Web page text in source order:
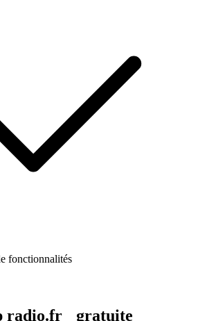
fonctionnalités
radio.fr gratuite